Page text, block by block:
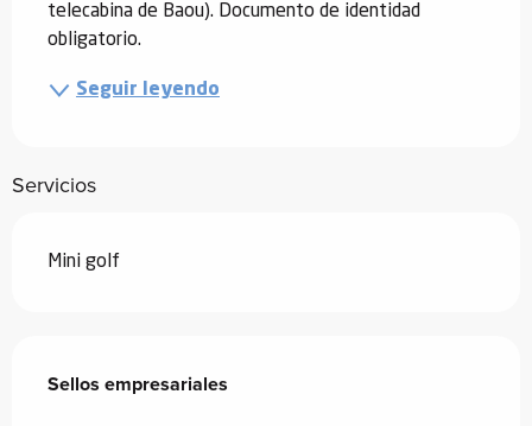
telecabina de Baou). Documento de identidad
obligatorio.
Seguir leyendo
Servicios
Mini golf
Sellos empresariales
Sellos empresariales